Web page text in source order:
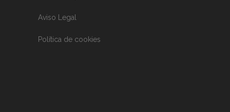
Aviso Legal
Política de cookies